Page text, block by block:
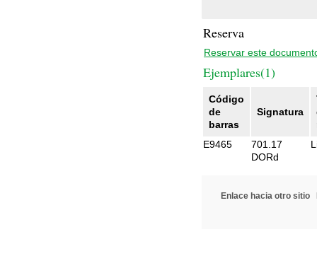
Reserva
Reservar este
Ejemplares(1)
Código
de
barras
Signatura
E9465
701.17
DORd
Enlace hacia otro sitio